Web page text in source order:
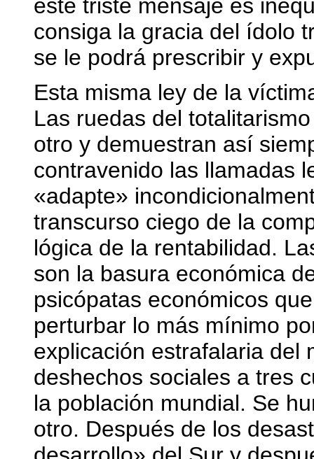
este triste mensaje es
consiga la gracia del ídolo
se le podrá prescribir y
Esta misma ley de la
Las ruedas del
otro y demuestran así
contravenido las llamadas
«adapte»
transcurso ciego de la
lógica de la rentabilidad.
son la basura económica
psicópatas económicos
perturbar lo más mínimo
explicación estrafalaria del
deshechos sociales a tres
la población mundial. Se
otro. Después de los